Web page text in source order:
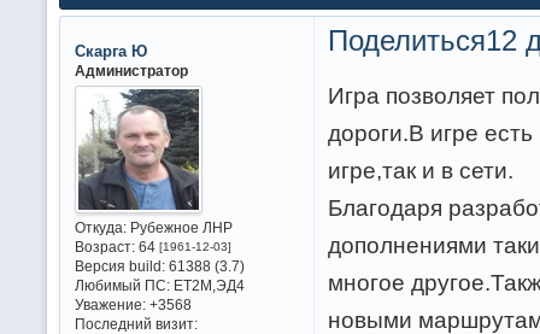
Поделиться12
Скарга Ю
Администратор
Откуда:Рубежное ЛНР
Возраст:64 [1961-12-03]
Версия build:61388 (3.7)
Любимый ПС:ET2M,ЭД4
Уважение: +3568
Последний визит:
Игра позволяет
дороги.В игре
игре,так и в сети.
Благодаря
дополнениями
многое
новыми